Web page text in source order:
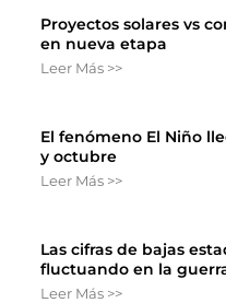
Proyectos solares vs
en nueva etapa
Leer Más >>
El fenómeno El Niño
y octubre
Leer Más >>
Las cifras de bajas
fluctuando en la
Leer Más >>